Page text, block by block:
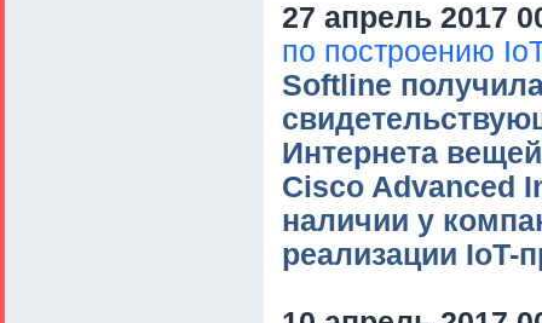
27 апрель 2017
по построению
Softline
Интернета
Cisco Advanced
наличии у
реализации IoT-